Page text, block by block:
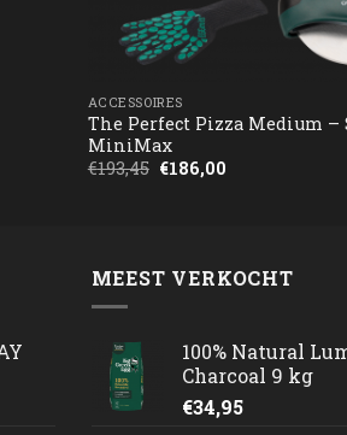
ACCESSOIRES
The Perfect Pizza Medium –
MiniMax
€193,45 Oorspronkelijke
€186,00
MEEST VERKOCHT
100% Natural
Charcoal 9 kg
€34,95